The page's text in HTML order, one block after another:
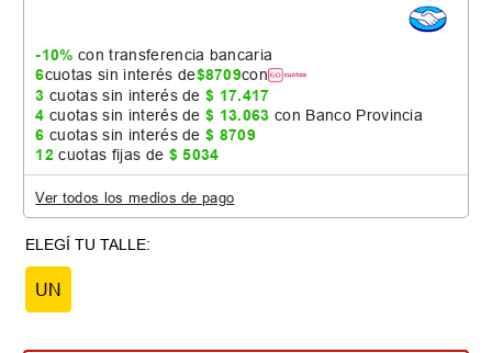
-10% con transferencia bancaria
6cuotas sin interés de$8709con
3 cuotas sin interés de$ 17.417
4 cuotas sin interés de$ 13.063 con Banco Provincia
6 cuotas sin interés de$ 8709
12 cuotas fijas de $ 5034
Ver todos los medios de pago
UN